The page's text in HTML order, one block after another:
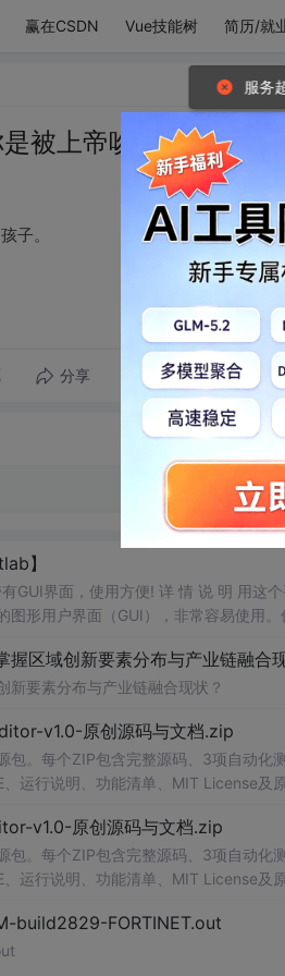
赢在CSDN Vue技能树 简历/就
被上帝吻过的孩子。
子。
分享 转发到动态
】
GUI界面，使用方便! 详 情 说 明 用这
形用户界面（GUI），非常容易使用
握区域创新要素分布与产业链融合
新要素分布与产业链融合现状？
v1.0-原创源码与文档.zip
包。每个ZIP包含完整源码、3项自动
运行说明、功能清单、MIT License及
受限素材。适合前端开发、AI应用工程
v1.0-原创源码与文档.zip
包。每个ZIP包含完整源码、3项自动
运行说明、功能清单、MIT License及
受限素材。适合前端开发、AI应用工程
build2829-FORTINET.out
服务